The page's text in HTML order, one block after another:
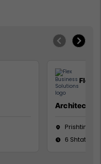
Flex
Architect
Prishtinë
6 Shtator